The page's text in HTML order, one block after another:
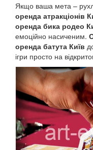
Якщо ваша мета –
оренда атракціонів
оренда бика родео
емоційно насиченим.
оренда батута Київ
ігри просто на